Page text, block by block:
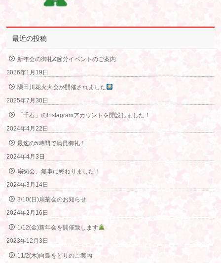
最近の投稿
新年会の御礼&節分イベントのご案内
2026年1月19日
隅田川花火大会が開催されました
2025年7月30日
「千石」のInstagramアカウントを開設しました！
2024年4月22日
最速の5時間で満員御礼！
2024年4月3日
扇菊会、無事に終わりました！
2024年3月14日
3/10(日)扇菊会のお知らせ
2024年2月16日
1/12(金)新年会を開催致します
2023年12月3日
11/2(木)向島をどりのご案内